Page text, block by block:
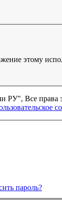
этому
РУ", Все
пароль?